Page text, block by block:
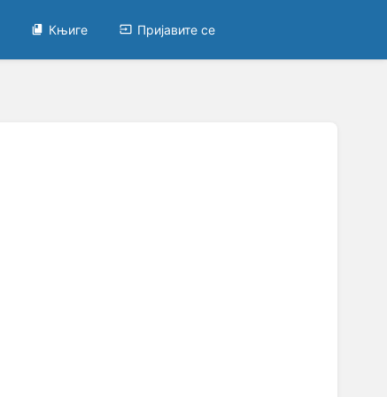
Књиге Пријавите се